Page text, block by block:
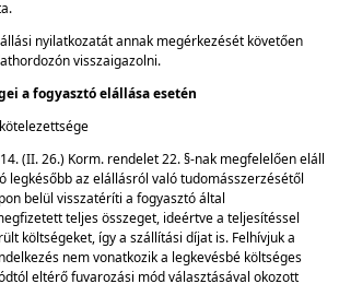
nyilatkozatát annak megérkezését követően
visszaigazolni.
a fogyasztó elállása esetén
(II. 26.) Korm. rendelet 22. §-nak megfelelően eláll
legkésőbb az elállásról való tudomásszerzésétől
belül visszatéríti a fogyasztó által
teljes összeget, ideértve a teljesítéssel
költségeket, így a szállítási díjat is. Felhívjuk a
nem vonatkozik a legkevésbé költséges
eltérő fuvarozási mód választásával okozott